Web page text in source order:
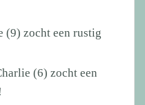
(9) zocht een rustig
(6) zocht een